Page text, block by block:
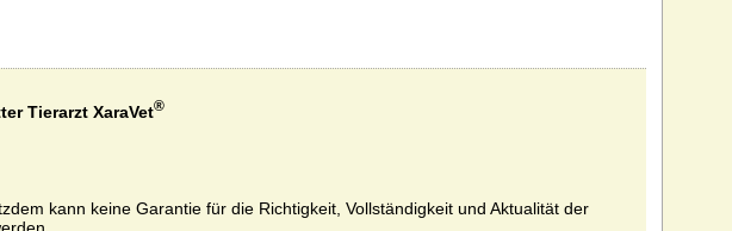
Tierarzt XaraVet®
kann keine Garantie für die Richtigkeit, Vollständigkeit und Aktualität der